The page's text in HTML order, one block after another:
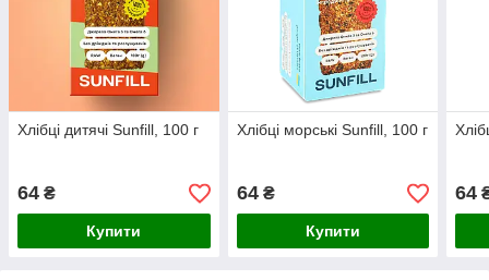
Хлібці дитячі Sunfill, 100 г
64 ₴
Купити
Хлібці морські Sunfill, 100 г
64₴
Купити
64